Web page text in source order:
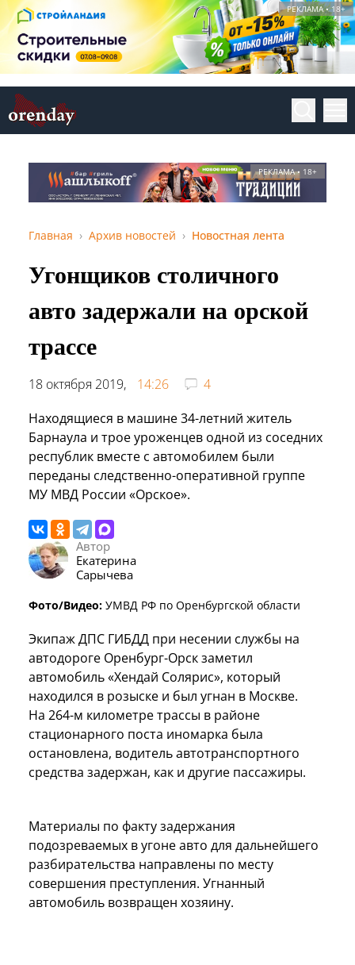
РЕКЛАМА • 18+
РЕКЛАМА • 18+
Главная Архив новостей Новостная лента
Угонщиков столичного
авто задержали на орской
трассе
18 октября 2019, 14:26
4
Находящиеся в машине 34-летний житель
Барнаула и трое уроженцев одной из соседних
республик вместе с автомобилем были
переданы следственно-оперативной группе
МУ МВД России «Орское».
Автор
Екатерина
Сарычева
Фото/Видео: УМВД РФ по Оренбургской области
Экипаж ДПС ГИБДД при несении службы на
автодороге Оренбург-Орск заметил
автомобиль «Хендай Солярис», который
находился в розыске и был угнан в Москве.
На 264-м километре трассы в районе
стационарного поста иномарка была
остановлена, водитель автотранспортного
средства задержан, как и другие пассажиры.
Материалы по факту задержания
подозреваемых в угоне авто для дальнейшего
разбирательства направлены по месту
совершения преступления. Угнанный
автомобиль возвращен хозяину.